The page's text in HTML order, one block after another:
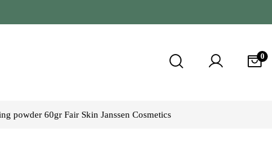
0
powder 60gr Fair Skin Janssen Cosmetics